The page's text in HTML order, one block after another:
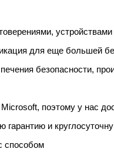
для еще большей
безопасности,
поэтому у нас
и
способом